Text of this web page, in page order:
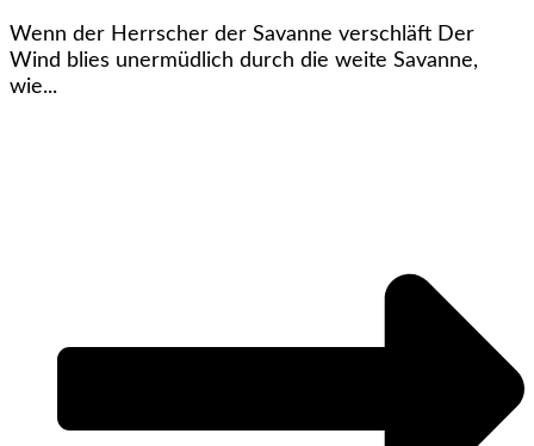
Wenn der Herrscher der Savanne verschläft Der
Wind blies unermüdlich durch die weite Savanne,
wie...